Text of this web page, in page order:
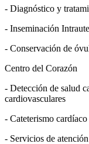
- Diagnóstico y
- Inseminación
- Conservación de
Centro del Corazón
- Detección de salud
cardiovasculares
- Cateterismo
- Servicios de